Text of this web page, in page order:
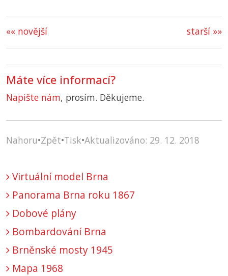
starší »»
«« novější
Máte více informací?
Napište nám, prosím. Děkujeme.
Nahoru•Zpět•Tisk•Aktualizováno: 29. 12. 2018
Virtuální model Brna
Panorama Brna roku 1867
Dobové plány
Bombardování Brna
Brněnské mosty 1945
Mapa 1968